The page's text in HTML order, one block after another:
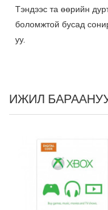
Тэндээс та өөрийн
боломжтой бусад
уу.
ИЖИЛ